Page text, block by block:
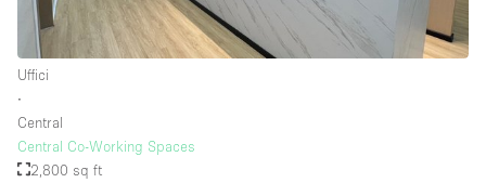
Uffici
∙
Central
Central Co-Working Spaces
2,800 sq ft